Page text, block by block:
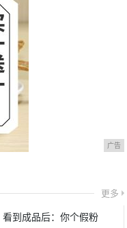
广告
更多
看到成品后：你个假粉